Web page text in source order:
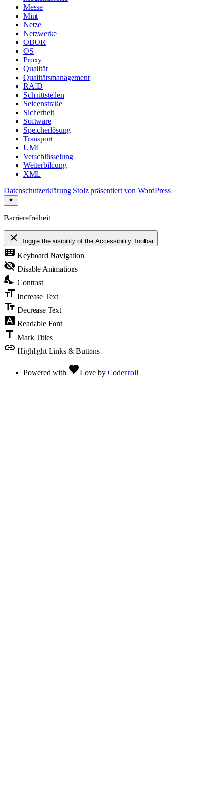
Messe
Mint
Netze
Netzwerke
OBOR
OS
Proxy
Qualität
Qualitätsmanagement
RAID
Schnittstellen
Seidenstraße
Sicherheit
Software
Speicherlösung
Transport
UML
Verschlüsselung
Weiterbildung
XML
Datenschutzerklärung Stolz präsentiert von WordPress
Barrierefreiheit
close Toggle the visibility of the Accessibility Toolbar
keyboard Keyboard Navigation
visibility_off Disable Animations
nights_stay Contrast
format_size Increase Text
text_fields Decrease Text
font_download Readable Font
title Mark Titles
link Highlight Links & Buttons
Powered with favoriteLove by Codenroll